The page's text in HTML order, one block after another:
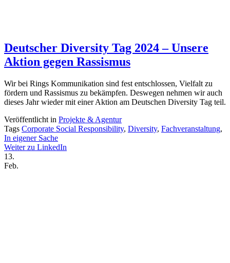
Deutscher Diversity Tag 2024 – Unsere
Aktion gegen Rassismus
Wir bei Rings Kommunikation sind fest entschlossen, Vielfalt zu
fördern und Rassismus zu bekämpfen. Deswegen nehmen wir auch
dieses Jahr wieder mit einer Aktion am Deutschen Diversity Tag teil.
Veröffentlicht in Projekte & Agentur
Tags Corporate Social Responsibility, Diversity, Fachveranstaltung,
In eigener Sache
Weiter zu LinkedIn
13.
Feb.